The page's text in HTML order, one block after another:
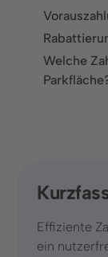
Welche
Effiziente
ein
Gastronomie